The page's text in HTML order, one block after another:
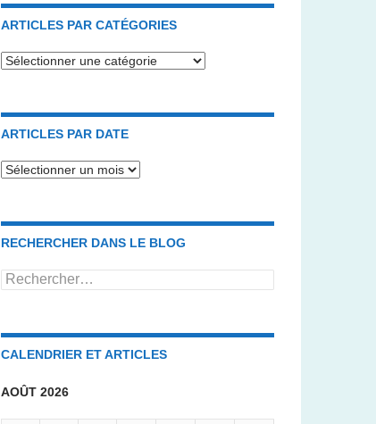
ARTICLES PAR CATÉGORIES
Articles
ARTICLES PAR DATE
Articles
RECHERCHER DANS LE BLOG
Rechercher :
CALENDRIER ET ARTICLES
AOÛT 2026